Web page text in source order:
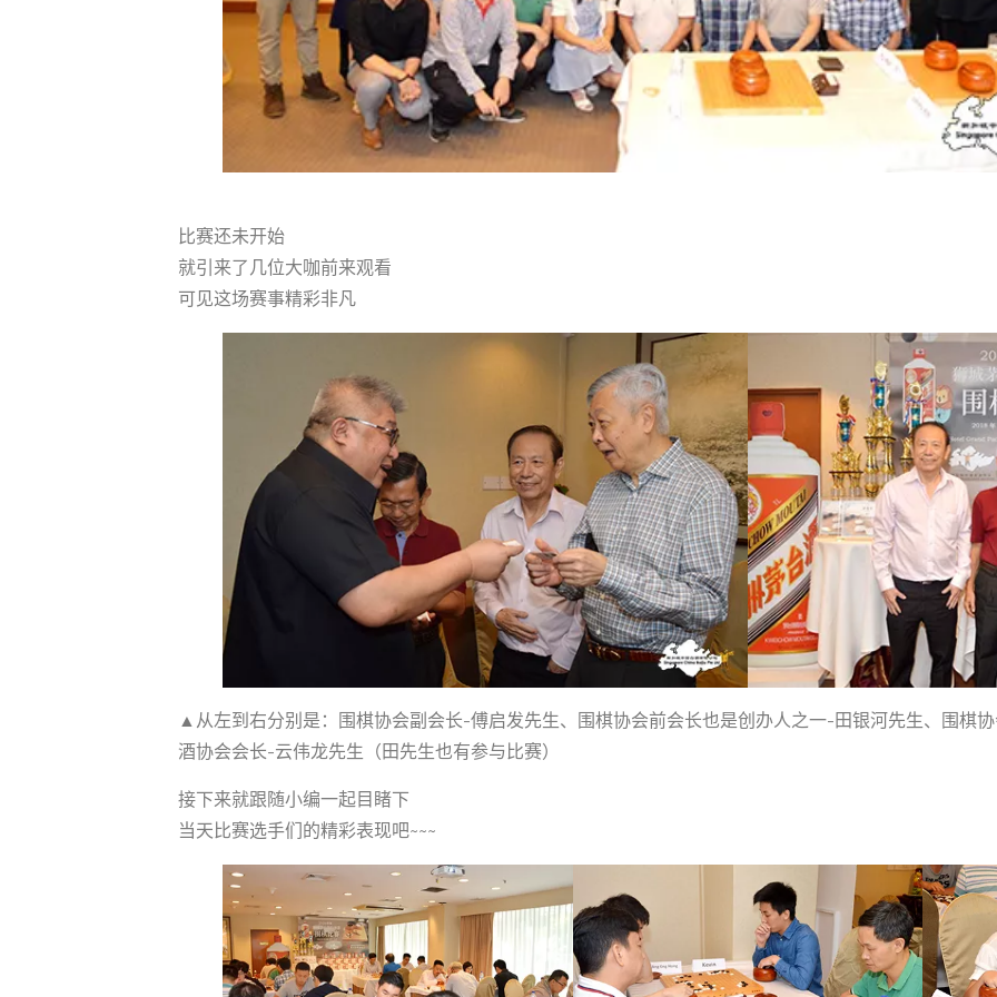
比赛还未开始
就引来了几位大咖前来观看
可见这场赛事精彩非凡
▲从左到右分别是：围棋协会副会长-傅启发先生、围棋协会前会长也是创办人之一-田银河先生、围棋
酒协会会长-云伟龙先生（田先生也有参与比赛）
接下来就跟随小编一起目睹下
当天比赛选手们的精彩表现吧~~~